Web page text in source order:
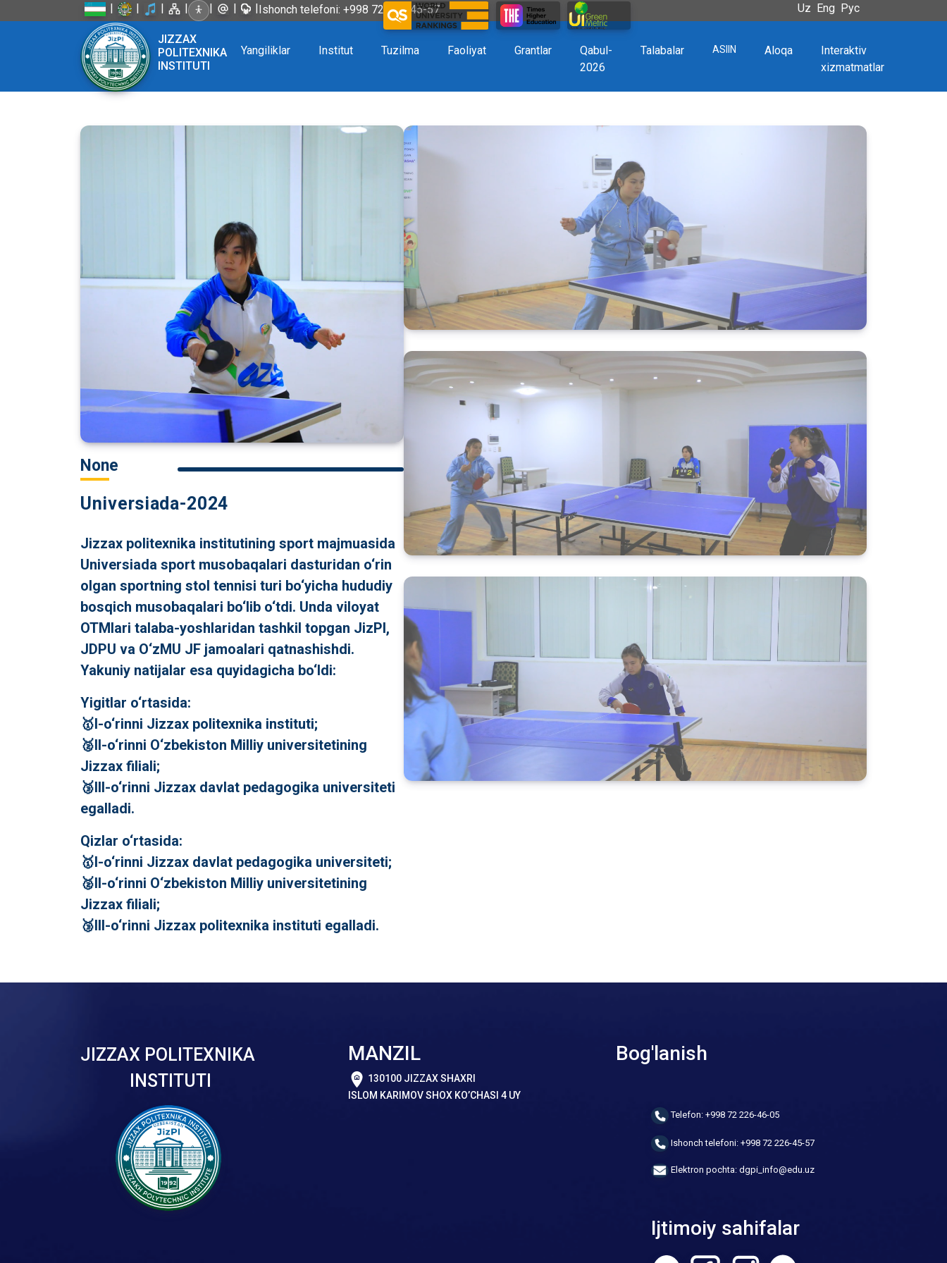
| | | | | | |Ishonch telefoni: +998 72 226-45-57 Uz Eng Рус
JIZZAX
POLITEXNIKA
INSTITUTI
Yangiliklar Institut Tuzilma Faoliyat Grantlar
Qabul-
2026
Talabalar ASIIN Aloqa
Interaktiv
xizmatmatlar
None
Universiada-2024
Jizzax politexnika institutining sport majmuasida
Universiada sport musobaqalari dasturidan o‘rin
olgan sportning stol tennisi turi bo‘yicha hududiy
bosqich musobaqalari bo‘lib o‘tdi. Unda viloyat
OTMlari talaba-yoshlaridan tashkil topgan JizPI,
JDPU va O‘zMU JF jamoalari qatnashishdi.
Yakuniy natijalar esa quyidagicha bo‘ldi:
Yigitlar o‘rtasida:
🥇I-o‘rinni Jizzax politexnika instituti;
🥈II-o‘rinni O‘zbekiston Milliy universitetining
Jizzax filiali;
🥉III-o‘rinni Jizzax davlat pedagogika universiteti
egalladi.
Qizlar o‘rtasida:
🥇I-o‘rinni Jizzax davlat pedagogika universiteti;
🥈II-o‘rinni O‘zbekiston Milliy universitetining
Jizzax filiali;
🥉III-o‘rinni Jizzax politexnika instituti egalladi.
JIZZAX POLITEXNIKA
INSTITUTI
MANZIL
130100 JIZZAX SHAXRI
ISLOM KARIMOV SHOX KO’CHASI 4 UY
Bog'lanish
Telefon: +998 72 226-46-05
Ishonch telefoni: +998 72 226-45-57
Elektron pochta: dgpi_info@edu.uz
Ijtimoiy sahifalar